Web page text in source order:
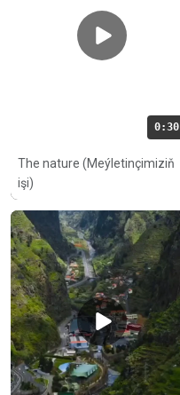
0:30
The nature (Meýletinçimiziň
işi)